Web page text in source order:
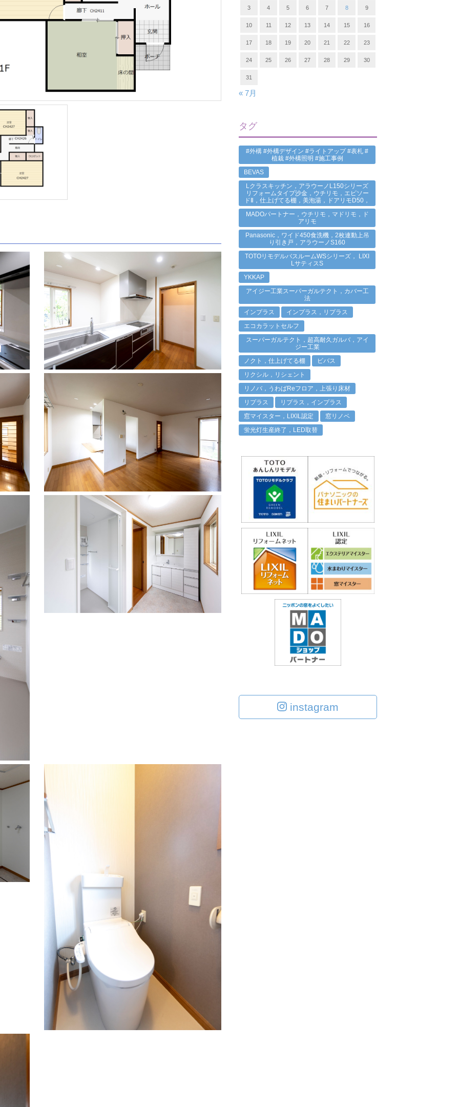
3 4 5 6 7 8 9
10 11 12 13 14 15 16
17 18 19 20 21 22 23
24 25 26 27 28 29 30
31
« 7月
タグ
#外構 #外構デザイン #ライトアップ #表札 #
植栽 #外構照明 #施工事例
BEVAS
Lクラスキッチン，アラウーノL150シリーズ
リフォームタイプ沙金，ウチリモ，エピソー
ドⅡ，仕上げてる棚，美泡湯，ドアリモD50，
MADOパートナー，ウチリモ，マドリモ，ド
アリモ
Panasonic，ワイド450食洗機，2枚連動上吊
り引き戸，アラウーノS160
TOTOリモデルバスルームWSシリーズ， LIXI
LサティスS
YKKAP
アイジー工業スーパーガルテクト，カバー工
法
インプラス
インプラス，リプラス
エコカラットセルフ
スーパーガルテクト，超高耐久ガルバ，アイ
ジー工業
ノクト，仕上げてる棚
ビバス
リクシル，リシェント
リノバ，うわばReフロア，上張り床材
リプラス
リプラス，インプラス
窓マイスター，LIXIL認定
窓リノベ
蛍光灯生産終了，LED取替
instagram